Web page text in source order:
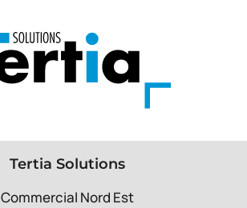
Tertia Solutions
Commercial Nord Est